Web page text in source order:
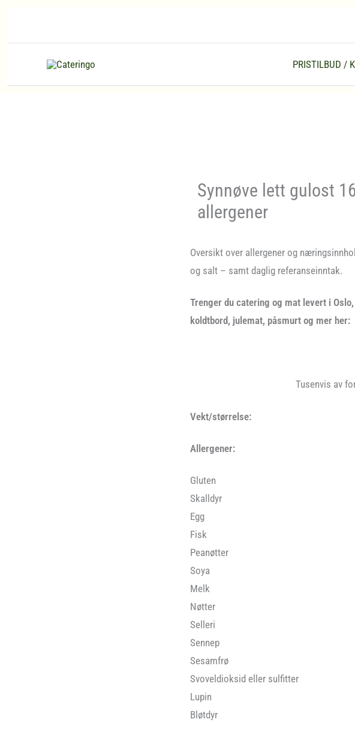
PRISTILBUD /
Synnøve lett gulost
allergener
Oversikt over allergener og
og salt – samt daglig referanseinntak.
Trenger du catering og mat levert i
koldtbord, julemat, påsmurt og mer her:
Tusenvis av
Vekt/størrelse:
Allergener:
Gluten
Skalldyr
Egg
Fisk
Peanøtter
Soya
Melk
Nøtter
Selleri
Sennep
Sesamfrø
Svoveldioksid eller sulfitter
Lupin
Bløtdyr